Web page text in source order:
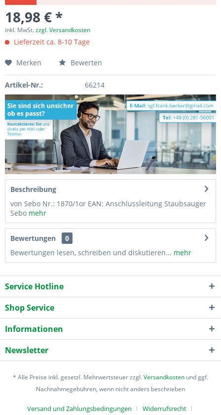
18,98 € *
inkl. MwSt.zzgl. Versandkosten
Lieferzeit ca. 8-10 Tage
Merken Bewerten
Artikel-Nr.: 66214
Beschreibung
von Sebo Nr.: 1870/1or EAN: Anschlussleitung Staubsauger
Sebo mehr
Bewertungen
0
Bewertungen lesen, schreiben und diskutieren... mehr
Service Hotline
Shop Service
Informationen
Newsletter
* Alle Preise inkl. gesetzl. Mehrwertsteuer zzgl.Versandkosten und ggf.
Nachnahmegebühren, wenn nicht anders beschrieben
Versand und Zahlungsbedingungen Widerrufsrecht